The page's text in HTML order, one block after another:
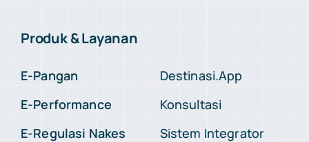
Produk & Layanan
E-Pangan
E-Performance
E-Regulasi Nakes
Destinasi.App
Konsultasi
Sistem Integrator